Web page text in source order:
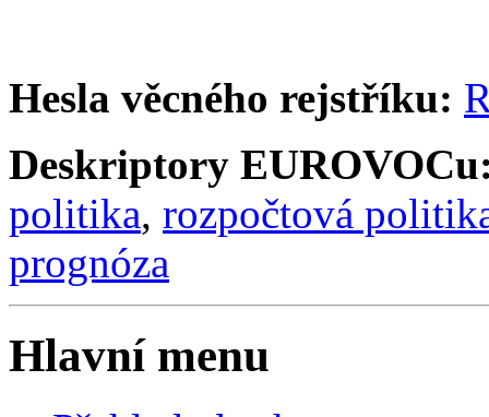
Hesla věcného rejstříku:
Deskriptory
politika, rozpočtová
prognóza
Hlavní menu